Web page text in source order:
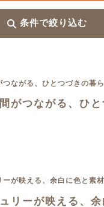
条件で絞り込む
がつながる、ひ
リーが映える、